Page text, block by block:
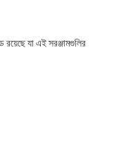
যা এই সরঞ্জামগুলির